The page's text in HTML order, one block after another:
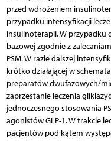
przed wdrożeniem
przypadku intensyfikacji
insulinoterapii. W przypadku
bazowej zgodnie z
PSM. W razie dalszej
krótko działającej w
preparatów dwufazowych/
zaprzestanie leczenia
jednoczesnego stosowania
agonistów GLP-1. W trakcie
pacjentów pod kątem